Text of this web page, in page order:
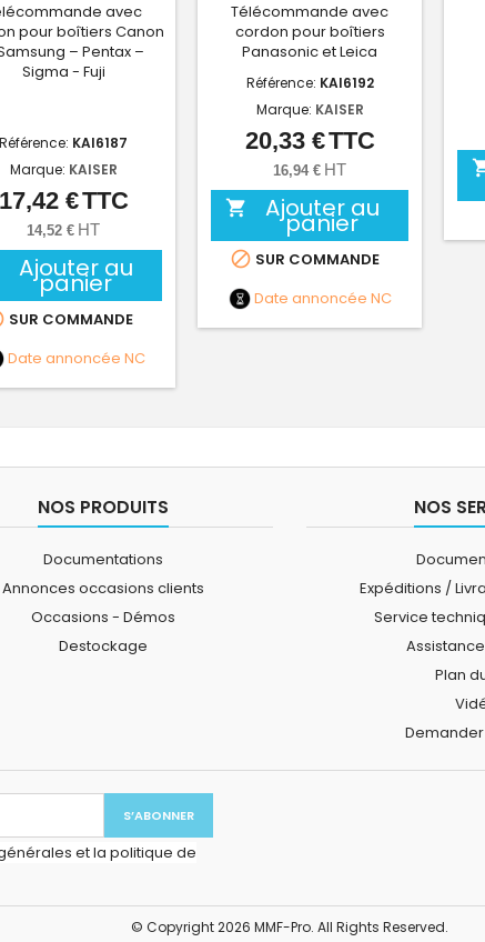
avec
pour boîtiers Canon
– Pentax –
Sigma - Fuji
Référence: KAI6187
Marque: KAISER
Prix
17,42 €TTC
14,52 € HT
Ajouter au
panier
SUR COMMANDE
Date annoncée NC
Télécommande avec
cordon pour boîtiers
Panasonic et Leica
Référence: KAI6192
Marque: KAISER
Prix
20,33 €TTC
16,94 € HT
 Ajouter au
panier
 SUR COMMANDE
Date annoncée NC
NOS PRODUITS
Documentations
Annonces occasions clients
Occasions - Démos
Destockage
NOS
Expéditions /
Service
Plan
et la politique de
© Copyright 2026 MMF-Pro. All Rights Reserved.